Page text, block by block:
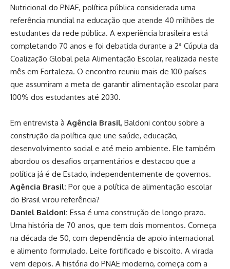
Nutricional do PNAE, política pública considerada uma
referência mundial na educação que atende 40 milhões de
estudantes da rede pública. A experiência brasileira está
completando 70 anos e foi debatida durante a 2ª Cúpula da
Coalização Global pela Alimentação Escolar, realizada neste
mês em Fortaleza. O encontro reuniu mais de 100 países
que assumiram a meta de garantir alimentação escolar para
100% dos estudantes até 2030.
Em entrevista à Agência Brasil, Baldoni contou sobre a
construção da política que une saúde, educação,
desenvolvimento social e até meio ambiente. Ele também
abordou os desafios orçamentários e destacou que a
política já é de Estado, independentemente de governos.
Agência Brasil: Por que a política de alimentação escolar
do Brasil virou referência?
Daniel Baldoni: Essa é uma construção de longo prazo.
Uma história de 70 anos, que tem dois momentos. Começa
na década de 50, com dependência de apoio internacional
e alimento formulado. Leite fortificado e biscoito. A virada
vem depois. A história do PNAE moderno, começa com a